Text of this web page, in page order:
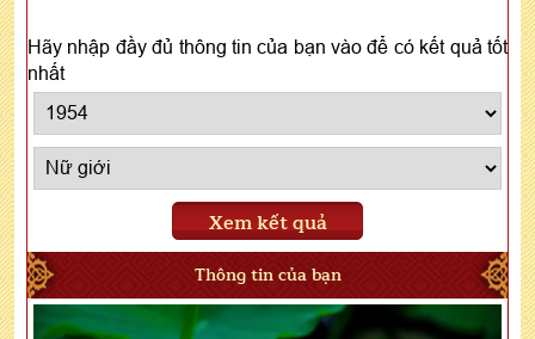
Hãy nhập đầy đủ thông tin của bạn vào để có kết quả tốt
nhất
Xem kết quả
Thông tin của bạn